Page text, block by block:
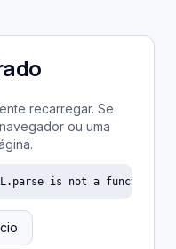
recarregar. Se
ou uma
is not a function